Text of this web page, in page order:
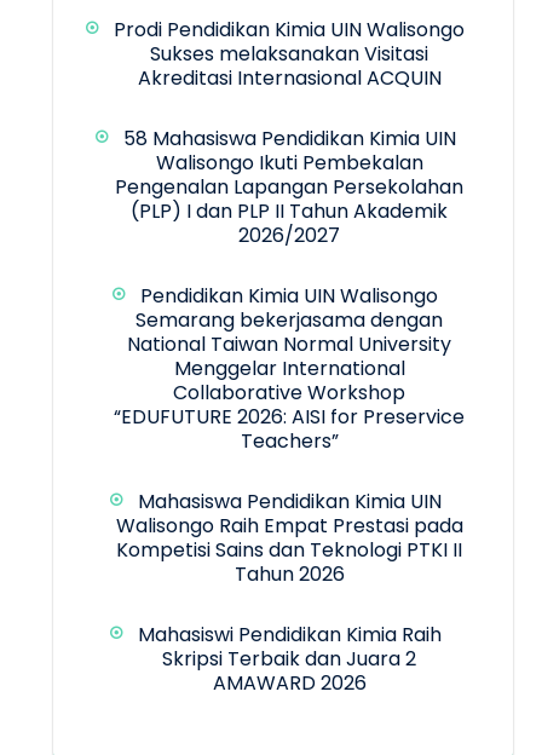
Prodi Pendidikan Kimia UIN Walisongo
Sukses melaksanakan Visitasi
Akreditasi Internasional ACQUIN
58 Mahasiswa Pendidikan Kimia UIN
Walisongo Ikuti Pembekalan
Pengenalan Lapangan Persekolahan
(PLP) I dan PLP II Tahun Akademik
2026/2027
Pendidikan Kimia UIN Walisongo
Semarang bekerjasama dengan
National Taiwan Normal University
Menggelar International
Collaborative Workshop
“EDUFUTURE 2026: AISI for Preservice
Teachers”
Mahasiswa Pendidikan Kimia UIN
Walisongo Raih Empat Prestasi pada
Kompetisi Sains dan Teknologi PTKI II
Tahun 2026
Mahasiswi Pendidikan Kimia Raih
Skripsi Terbaik dan Juara 2
AMAWARD 2026